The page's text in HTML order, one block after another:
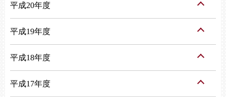
平成20年度
平成19年度
平成18年度
平成17年度